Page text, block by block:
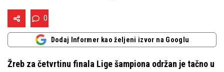
0
Dodaj Informer kao željeni izvor na Googlu
Žreb za četvrtinu finala Lige šampiona održan je tačno u